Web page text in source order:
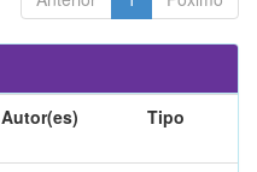
Autor(es) Tipo